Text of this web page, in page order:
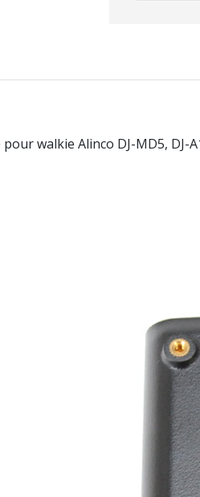
walkie Alinco DJ-MD5, DJ-